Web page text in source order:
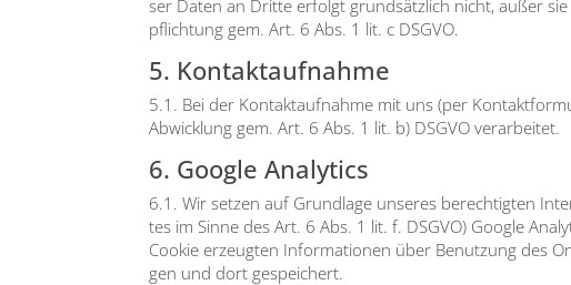
ser Daten an Drit­te erfolgt grund­sätz­lich nicht, außer
pflich­tung gem. Art. 6 Abs. 1 lit. c DSGVO.
5. Kontaktaufnahme
5.1. Bei der Kon­takt­auf­nah­me mit uns (per
Abwick­lung gem. Art. 6 Abs. 1 lit. b) DSGVO ver­ar­bei­tet.
6. Google Analytics
6.1. Wir set­zen auf Grund­la­ge unse­res berech­tig­ten
tes im Sin­ne des Art. 6 Abs. 1 lit. f. DSGVO) Goog­le
Coo­kie erzeug­ten Infor­ma­tio­nen über Benut­zung des
gen und dort gespei­chert.